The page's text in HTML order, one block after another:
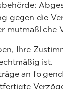
gegen die
mutmaßliche
Ihre
ist.
an